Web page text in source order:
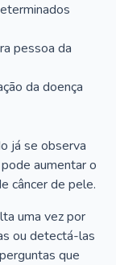
pessoa da
da doença
já se observa
aumentar o
câncer de pele.
uma vez por
ou detectá-las
que